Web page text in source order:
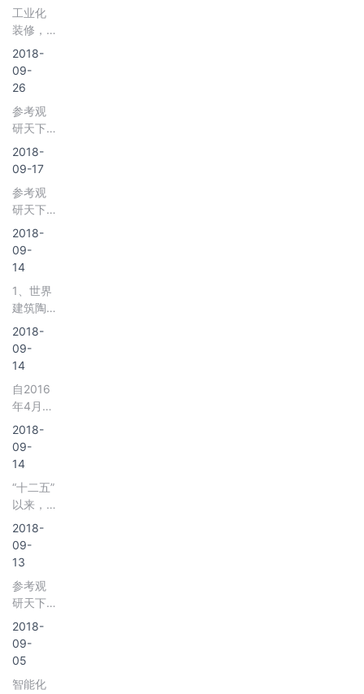
九、十
月
景研
究》
&nbs
赁服务
行业分
析报告-
市场深
度分析
趋势研
究》 &
工业化
装修，
也即装
配化装
修，是
装修的
大部分
装修部
件在工
过大型
机械高
效率，
高标准
2018-
09-
26
参考观
研天下
发布
《2018
建筑陶
瓷行业
分析报
告-行业
运营态
展前景
预测》
2018-
09-17
参考观
研天下
发布
《2018
年中国
瓷行业
分析报
告-市场
运营态
势与发
研究》
2018-
09-
14
1、世界
建筑陶
瓷行业
（1）发
展状况
2018-
09-
14
自2016
年4月以
来，房
地产销
售持续
行，商
品房住
宅销售
面积同
比增速
的
38.80%
下滑至
今年
2018-
09-
14
“十二五”
以来，
我国港
口工程
建设受
和经济
的发展
因素不
断壮
大。现
2018-
09-
13
参考观
研天下
发布
《2018
年中国
理市场
2018-
09-
05
智能化